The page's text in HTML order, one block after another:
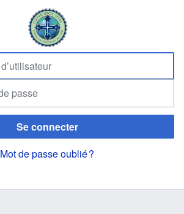
Se connecter
Mot de passe oublié ?